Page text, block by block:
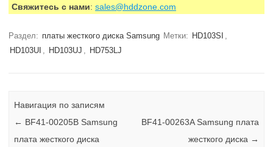
Свяжитесь с нами: sales@hddzone.com
Раздел: платы жесткого диска Samsung Метки: HD103SI ,
HD103UI , HD103UJ , HD753LJ
Навигация по записям
← BF41-00205B Samsung
плата жесткого диска
BF41-00263A Samsung плата
жесткого диска →